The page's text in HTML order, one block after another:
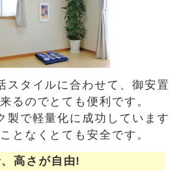
スタイルに合わせて、御安置
るのでとても便利です。
製で軽量化に成功しています
となくとても安全です。
高さが自由!